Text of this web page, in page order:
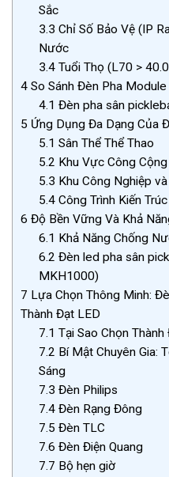
Sắc
3.3 Chỉ Số Bảo Vệ (IP
Nước
3.4 Tuổi Thọ (L70 >
4 So Sánh Đèn Pha
4.1 Đèn pha sân
5 Ứng Dụng Đa Dạng Của
5.1 Sân Thể Thể Thao
5.2 Khu Vực Công Cộng
5.3 Khu Công Nghiệp
5.4 Công Trình Kiến
6 Độ Bền Vững Và Khả
6.1 Khả Năng Chống
6.2 Đèn led pha sân
MKH1000)
7 Lựa Chọn Thông Minh:
Thành Đạt LED
7.1 Tại Sao Chọn Thành
7.2 Bí Mật Chuyên Gia:
Sáng
7.3 Đèn Philips
7.4 Đèn Rạng Đông
7.5 Đèn TLC
7.6 Đèn Điện Quang
7.7 Bộ hẹn giờ